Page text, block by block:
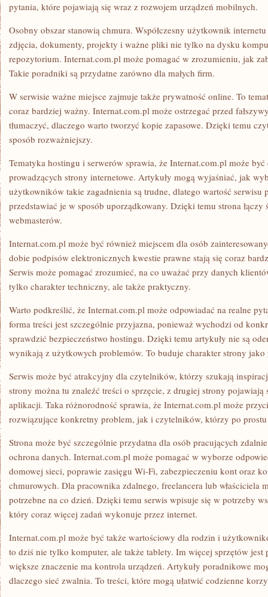
pytania, które pojawiają się wraz z rozwojem urządzeń mobilnych.
Osobny obszar stanowią chmura. Współczesny użytkownik
zdjęcia, dokumenty, projekty i ważne pliki nie tylko na dysku
repozytorium. Internat.com.pl może pomagać w zrozumieniu, jak
Takie poradniki są przydatne zarówno dla małych firm.
W serwisie ważne miejsce zajmuje także prywatność online. To
coraz bardziej ważny. Internat.com.pl może ostrzegać przed
tłumaczyć, dlaczego warto tworzyć kopie zapasowe. Dzięki temu
sposób rozważniejszy.
Tematyka hostingu i serwerów sprawia, że Internat.com.pl może
prowadzących strony internetowe. Artykuły mogą wyjaśniać, jak
użytkowników takie zagadnienia są trudne, dlatego wartość serwisu
przedstawiać je w sposób uporządkowany. Dzięki temu strona łączy
webmasterów.
Internat.com.pl może być również miejscem dla osób
dobie podpisów elektronicznych kwestie prawne stają się coraz
Serwis może pomagać zrozumieć, na co uważać przy danych
tylko charakter techniczny, ale także praktyczny.
Warto podkreślić, że Internat.com.pl może odpowiadać na realne
forma treści jest szczególnie przyjazna, ponieważ wychodzi od
sprawdzić bezpieczeństwo hostingu. Dzięki temu artykuły nie są
wynikają z użytkowych problemów. To buduje charakter strony
Serwis może być atrakcyjny dla czytelników, którzy szukają
strony można tu znaleźć treści o sprzęcie, z drugiej strony pojawiają
aplikacji. Taka różnorodność sprawia, że Internat.com.pl może
rozwiązujące konkretny problem, jak i czytelników, którzy po
Strona może być szczególnie przydatna dla osób pracujących
ochrona danych. Internat.com.pl może pomagać w wyborze
domowej sieci, poprawie zasięgu Wi-Fi, zabezpieczeniu kont oraz
chmurowych. Dla pracownika zdalnego, freelancera lub właściciela
potrzebne na co dzień. Dzięki temu serwis wpisuje się w potrzeby
który coraz więcej zadań wykonuje przez internet.
Internat.com.pl może być także wartościowy dla rodzin i
to dziś nie tylko komputer, ale także tablety. Im więcej sprzętów jest
większe znaczenie ma kontrola urządzeń. Artykuły poradnikowe
dlaczego sieć zwalnia. To treści, które mogą ułatwić codzienne